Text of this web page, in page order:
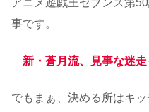
アニメ遊戯王セブンス第
事です。
新・蒼月流、見事な迷
でもまぁ、決める所はキ